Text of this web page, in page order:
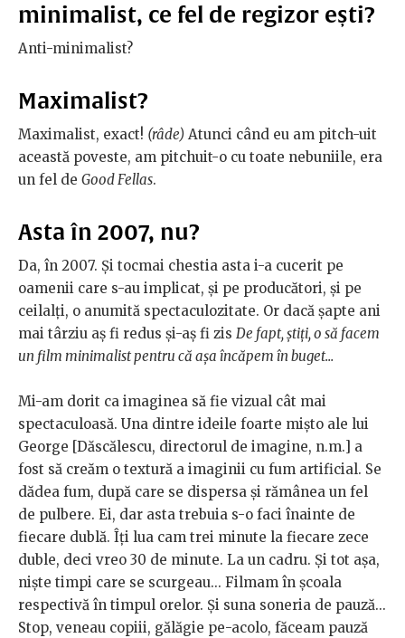
minimalist, ce fel de regizor ești?
Anti-minimalist?
Maximalist?
Maximalist, exact! (râde) Atunci când eu am pitch-uit
această poveste, am pitchuit-o cu toate nebuniile, era
un fel de Good Fellas.
Asta în 2007, nu?
Da, în 2007. Și tocmai chestia asta i-a cucerit pe
oamenii care s-au implicat, și pe producători, și pe
ceilalți, o anumită spectaculozitate. Or dacă șapte ani
mai târziu aș fi redus și-aș fi zis De fapt, știți, o să facem
un film minimalist pentru că așa încăpem în buget...
Mi-am dorit ca imaginea să fie vizual cât mai
spectaculoasă. Una dintre ideile foarte mișto ale lui
George [Dăscălescu, directorul de imagine, n.m.] a
fost să creăm o textură a imaginii cu fum artificial. Se
dădea fum, după care se dispersa și rămânea un fel
de pulbere. Ei, dar asta trebuia s-o faci înainte de
fiecare dublă. Îți lua cam trei minute la fiecare zece
duble, deci vreo 30 de minute. La un cadru. Și tot așa,
niște timpi care se scurgeau... Filmam în școala
respectivă în timpul orelor. Și suna soneria de pauză...
Stop, veneau copiii, gălăgie pe-acolo, făceam pauză